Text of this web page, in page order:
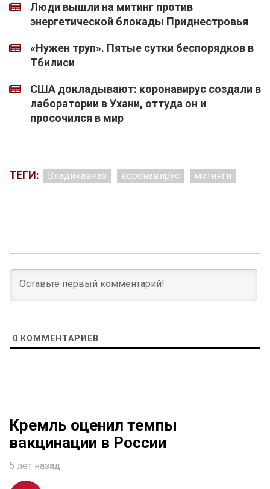
Люди вышли на митинг против
энергетической блокады Приднестровья
«Нужен труп». Пятые сутки беспорядков в
Тбилиси
США докладывают: коронавирус создали в
лаборатории в Ухани, оттуда он и
просочился в мир
ТЕГИ: Владикавказ коронавирус митинги
0 КОММЕНТАРИЕВ
Кремль оценил темпы
вакцинации в России
5 лет назад